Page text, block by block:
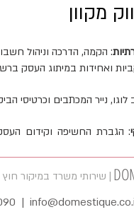
מקוון
: הקמה, הדרכה וניהול
ואחידות במיתוג העסק
לוגו, נייר המכתבים וכרטיסי
: הגברת החשיפה וקידום העסק,
| שירותי משרד במיקור חוץ